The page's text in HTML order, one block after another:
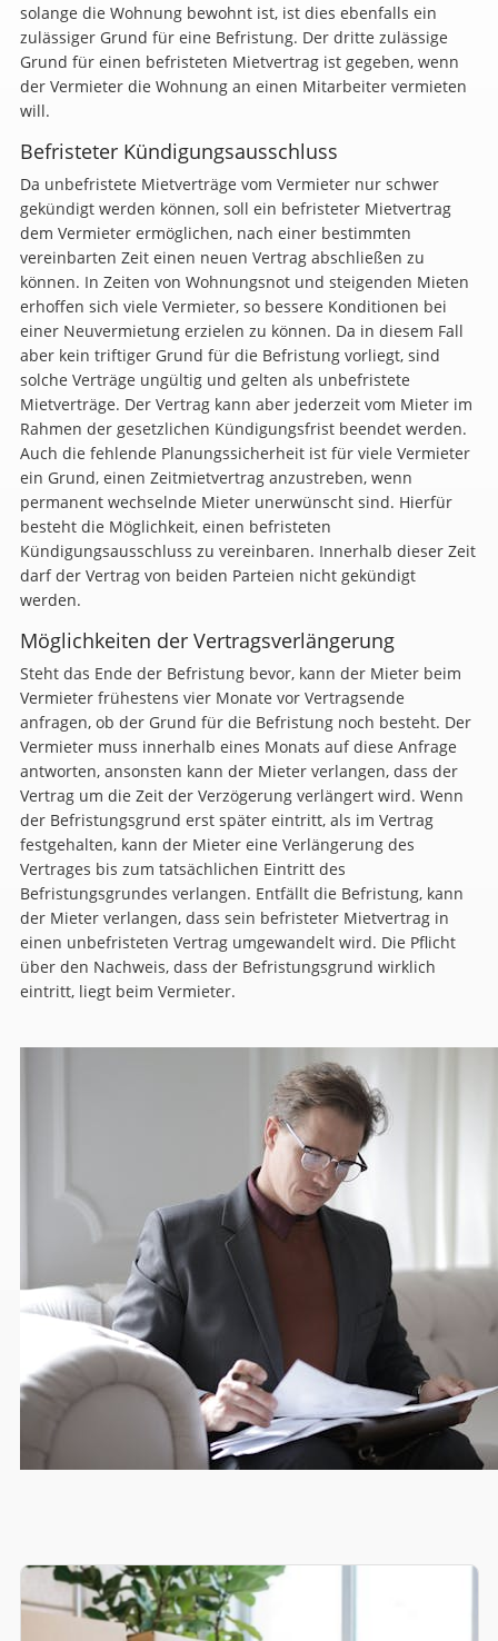
solange die Wohnung bewohnt ist, ist dies ebenfalls ein
zulässiger Grund für eine Befristung. Der dritte zulässige
Grund für einen befristeten Mietvertrag ist gegeben, wenn
der Vermieter die Wohnung an einen Mitarbeiter vermieten
will.
Befristeter Kündigungsausschluss
Da unbefristete Mietverträge vom Vermieter nur schwer
gekündigt werden können, soll ein befristeter Mietvertrag
dem Vermieter ermöglichen, nach einer bestimmten
vereinbarten Zeit einen neuen Vertrag abschließen zu
können. In Zeiten von Wohnungsnot und steigenden Mieten
erhoffen sich viele Vermieter, so bessere Konditionen bei
einer Neuvermietung erzielen zu können. Da in diesem Fall
aber kein triftiger Grund für die Befristung vorliegt, sind
solche Verträge ungültig und gelten als unbefristete
Mietverträge. Der Vertrag kann aber jederzeit vom Mieter im
Rahmen der gesetzlichen Kündigungsfrist beendet werden.
Auch die fehlende Planungssicherheit ist für viele Vermieter
ein Grund, einen Zeitmietvertrag anzustreben, wenn
permanent wechselnde Mieter unerwünscht sind. Hierfür
besteht die Möglichkeit, einen befristeten
Kündigungsausschluss zu vereinbaren. Innerhalb dieser Zeit
darf der Vertrag von beiden Parteien nicht gekündigt
werden.
Möglichkeiten der Vertragsverlängerung
Steht das Ende der Befristung bevor, kann der Mieter beim
Vermieter frühestens vier Monate vor Vertragsende
anfragen, ob der Grund für die Befristung noch besteht. Der
Vermieter muss innerhalb eines Monats auf diese Anfrage
antworten, ansonsten kann der Mieter verlangen, dass der
Vertrag um die Zeit der Verzögerung verlängert wird. Wenn
der Befristungsgrund erst später eintritt, als im Vertrag
festgehalten, kann der Mieter eine Verlängerung des
Vertrages bis zum tatsächlichen Eintritt des
Befristungsgrundes verlangen. Entfällt die Befristung, kann
der Mieter verlangen, dass sein befristeter Mietvertrag in
einen unbefristeten Vertrag umgewandelt wird. Die Pflicht
über den Nachweis, dass der Befristungsgrund wirklich
eintritt, liegt beim Vermieter.